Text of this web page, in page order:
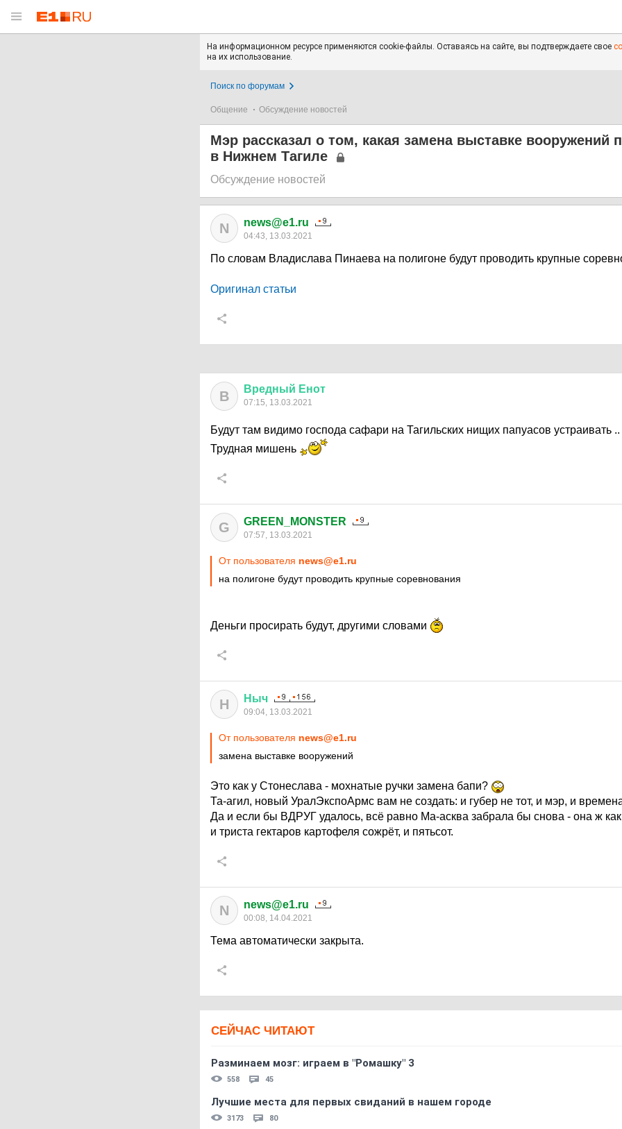
На информационном ресурсе применяются cookie-файлы. Оставаясь на сайте, вы подтверждаете свое
на их использование.
Поиск по форумам
Общение Обсуждение новостей
Мэр рассказал о том, какая замена выставке вооружений
в Нижнем Тагиле
Обсуждение новостей
N news@e1.ru
04:43, 13.03.2021
По словам Владислава Пинаева на полигоне будут проводить крупные
Оригинал статьи
В Вредный Енот
07:15, 13.03.2021
Будут там видимо господа сафари на Тагильских нищих папуасов устраивать ..
Трудная мишень
G GREEN_MONSTER
07:57, 13.03.2021
От пользователя news@e1.ru
на полигоне будут проводить крупные соревнования
Деньги просирать будут, другими словами
Н Ныч
09:04, 13.03.2021
От пользователя news@e1.ru
замена выставке вооружений
Это как у Стонеслава - мохнатые ручки замена бапи?
Та-агил, новый УралЭкспоАрмс вам не создать: и губер не тот, и мэр, и
Да и если бы ВДРУГ удалось, всё равно Ма-асква забрала бы снова - она ж как
и триста гектаров картофеля сожрёт, и пятьсот.
N news@e1.ru
00:08, 14.04.2021
Тема автоматически закрыта.
СЕЙЧАС ЧИТАЮТ
Разминаем мозг: играем в "Ромашку" 3
558 45
Лучшие места для первых свиданий в нашем городе
3173 80